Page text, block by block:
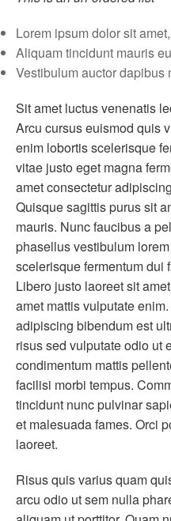
Lorem ipsum dolor sit
Aliquam tincidunt mauris
Vestibulum auctor dapibus
Sit amet luctus venenatis
Arcu cursus euismod quis
enim lobortis scelerisque
vitae justo eget magna
amet consectetur
Quisque sagittis purus sit
mauris. Nunc faucibus a
phasellus vestibulum
scelerisque fermentum dui
Libero justo laoreet sit
amet mattis vulputate
adipiscing bibendum est
risus sed vulputate odio ut
condimentum mattis
facilisi morbi tempus.
tincidunt nunc pulvinar
et malesuada fames. Orci
laoreet.
Risus quis varius quam
arcu odio ut sem nulla